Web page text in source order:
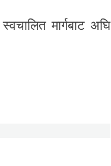
मार्गबाट अघि